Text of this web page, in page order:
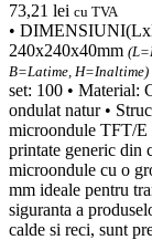
73,21 lei cu TVA
•
240x240x40mm
B=Latime, H=Inaltime)
set: 100 • Material:
ondulat natur •
microondule TFT/E
printate generic din
microondule cu o
mm ideale pentru
siguranta a
calde si reci, sunt